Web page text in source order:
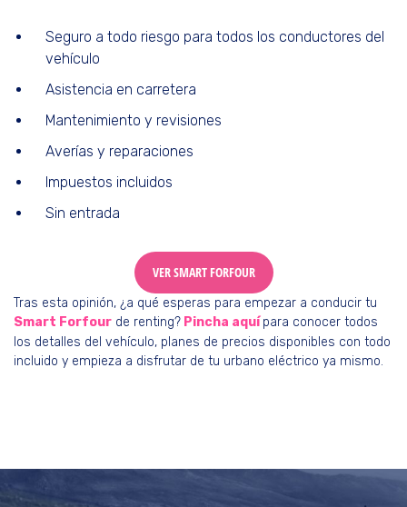
Seguro a todo riesgo para todos los conductores del
vehículo
Asistencia en carretera
Mantenimiento y revisiones
Averías y reparaciones
Impuestos incluidos
Sin entrada
VER SMART FORFOUR
Tras esta opinión, ¿a qué esperas para empezar a conducir tu
Smart Forfour de renting? Pincha aquípara conocer todos
los detalles del vehículo, planes de precios disponibles con todo
incluido y empieza a disfrutar de tu urbano eléctrico ya mismo.